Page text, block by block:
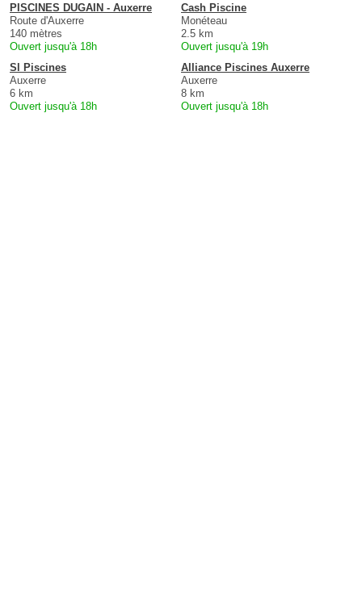
PISCINES DUGAIN - Auxerre
Route d'Auxerre
140 mètres
Ouvert jusqu'à 18h
Cash Piscine
Monéteau
2.5 km
Ouvert jusqu'à 19h
Sl Piscines
Auxerre
6 km
Ouvert jusqu'à 18h
Alliance Piscines Auxerre
Auxerre
8 km
Ouvert jusqu'à 18h